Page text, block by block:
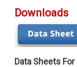
Downloads
Data Sheets